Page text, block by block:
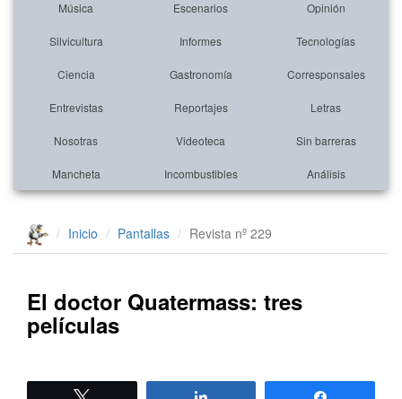
Música Escenarios Opinión
Silvicultura Informes Tecnologías
Ciencia Gastronomía Corresponsales
Entrevistas Reportajes Letras
Nosotras Videoteca Sin barreras
Mancheta Incombustibles Análisis
Inicio Pantallas Revista nº 229
El doctor Quatermass: tres
películas